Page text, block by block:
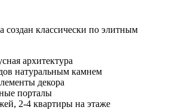
создан классически по элитным
архитектура
натуральным камнем
декора
порталы
2-4 квартиры на этаже